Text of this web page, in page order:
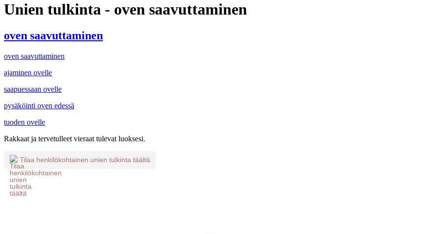
Unien tulkinta - oven saavuttaminen
oven saavuttaminen
oven saavuttaminen
ajaminen ovelle
saapuessaan ovelle
pysäköinti oven edessä
tuoden ovelle
Rakkaat ja tervetulleet vieraat tulevat luoksesi.
Tilaa henkilökohtainen unien tulkinta täältä